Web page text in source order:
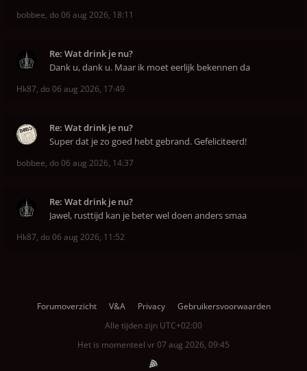
bobbee, do 06 aug 2026, 18:11
Re: Wat drink je nu?
Dank u, dank u. Maar ik moet eerlijk bekennen da
Hk87, do 06 aug 2026, 17:49
Re: Wat drink je nu?
Super dat je zo goed hebt gebrand. Gefeliciteerd!
bobbee, do 06 aug 2026, 14:37
Re: Wat drink je nu?
Jawel, rusttijd kan je beter wel doen anders smaa
Hk87, do 06 aug 2026, 11:52
Forumoverzicht V&A Privacy
Gebruikersvoorwaarden
Alle tijden zijn UTC+02:00
Het is momenteel vr 07 aug 2026, 09:45